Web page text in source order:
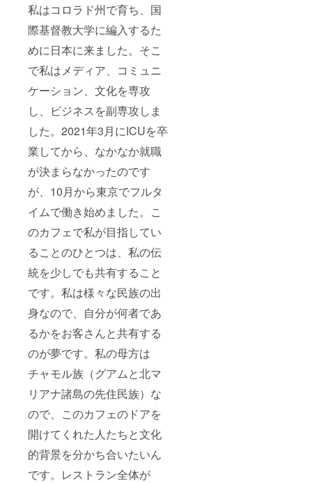
私はコロラド州で育ち、国
際基督教大学に編入するた
めに日本に来ました。そこ
で私はメディア、コミュニ
ケーション、文化を専攻
し、ビジネスを副専攻しま
した。2021年3月にICUを卒
業してから、なかなか就職
が決まらなかったのです
が、10月から東京でフルタ
イムで働き始めました。こ
のカフェで私が目指してい
ることのひとつは、私の伝
統を少しでも共有すること
です。私は様々な民族の出
身なので、自分が何者であ
るかをお客さんと共有する
のが夢です。私の母方は
チャモル族（グアムと北マ
リアナ諸島の先住民族）な
ので、このカフェのドアを
開けてくれた人たちと文化
的背景を分かち合いたいん
です。レストラン全体が